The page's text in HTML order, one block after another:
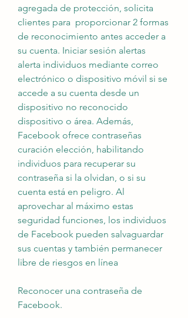
agregada de protección, solicita
clientes para  proporcionar 2 formas
de reconocimiento antes acceder a
su cuenta. Iniciar sesión alertas
alerta individuos mediante correo
electrónico o dispositivo móvil si se
accede a su cuenta desde un
dispositivo no reconocido
dispositivo o área. Además,
Facebook ofrece contraseñas
curación elección, habilitando
individuos para recuperar su
contraseña si la olvidan, o si su
cuenta está en peligro. Al
aprovechar al máximo estas
seguridad funciones, los individuos
de Facebook pueden salvaguardar
sus cuentas y también permanecer
libre de riesgos en línea
Reconocer una contraseña de
Facebook.